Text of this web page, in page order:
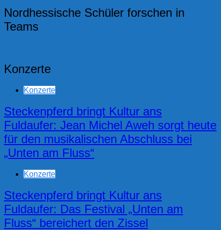
Nordhessische Schüler forschen in
Teams
Konzerte
Konzerte
Steckenpferd bringt Kultur ans
Fuldaufer: Jean Michel Aweh sorgt heute
für den musikalischen Abschluss bei
„Unten am Fluss“
Konzerte
Steckenpferd bringt Kultur ans
Fuldaufer: Das Festival „Unten am
Fluss“ bereichert den Zissel